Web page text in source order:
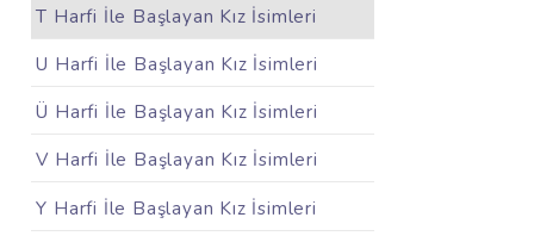
T Harfi İle Başlayan Kız İsimleri
U Harfi İle Başlayan Kız İsimleri
Ü Harfi İle Başlayan Kız İsimleri
V Harfi İle Başlayan Kız İsimleri
Y Harfi İle Başlayan Kız İsimleri